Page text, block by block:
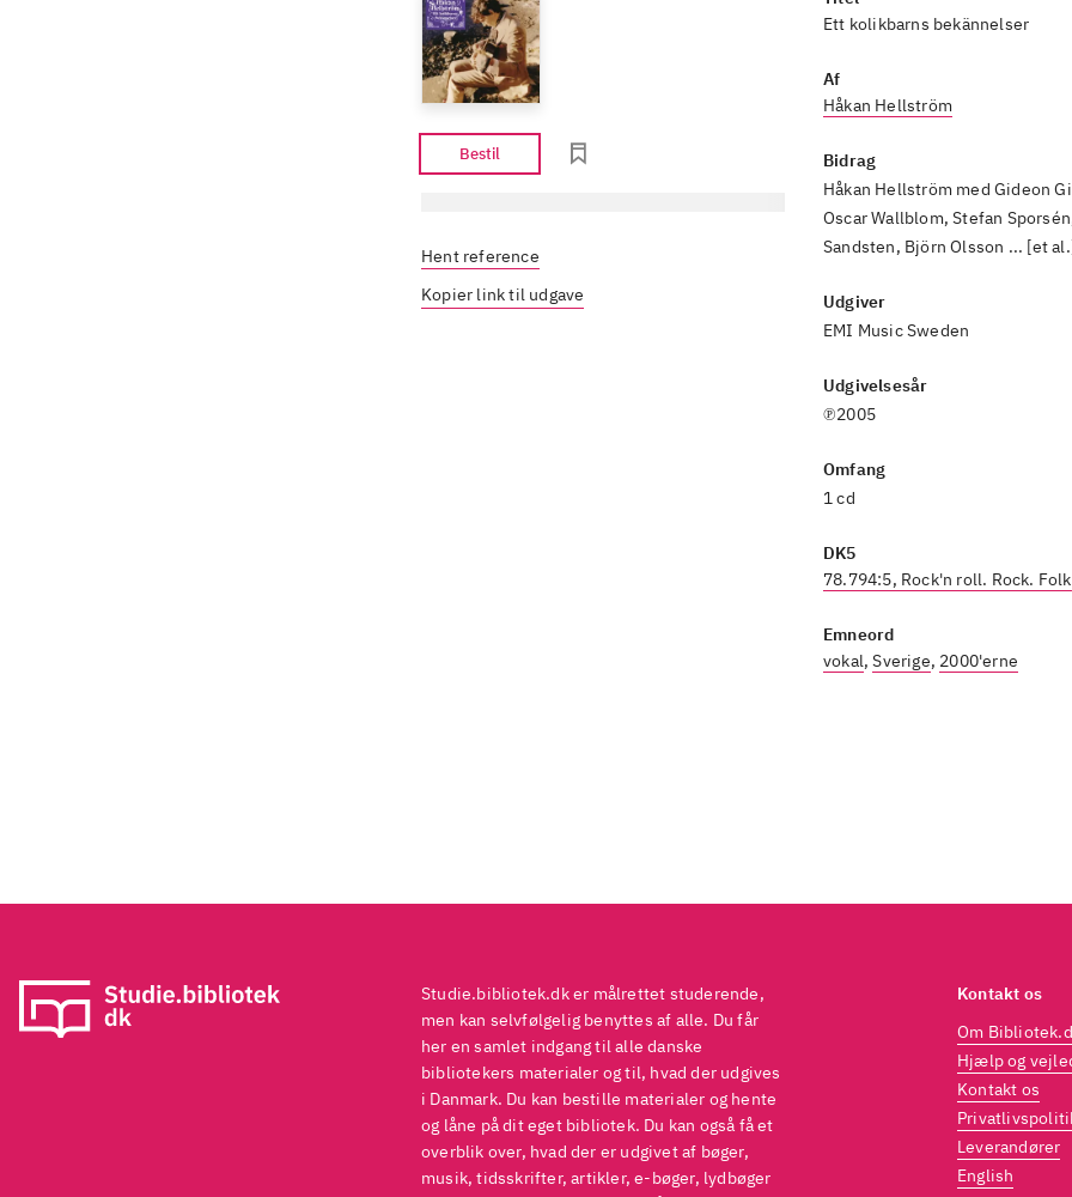
Bestil
Hent reference
Kopier link til udgave
Ett kolikbarns bekännelser
Af
Håkan Hellström
Bidrag
Håkan Hellström med Gideon
Oscar Wallblom, Stefan
Sandsten, Björn Olsson ... [et
Udgiver
EMI Music Sweden
Udgivelsesår
℗2005
Omfang
1 cd
DK5
78.794:5, Rock'n roll. Rock. Folk
Emneord
vokal,Sverige, 2000'erne
Studie.bibliotek.dk er målrettet studerende,
men kan selvfølgelig benyttes af alle. Du får
her en samlet indgang til alle danske
bibliotekers materialer og til, hvad der udgives
i Danmark. Du kan bestille materialer og hente
og låne på dit eget bibliotek. Du kan også få et
overblik over, hvad der er udgivet af bøger,
musik, tidsskrifter, artikler, e-bøger, lydbøger
Kontakt os
Om
Hjælp og
Kontakt os
Leverandører
English